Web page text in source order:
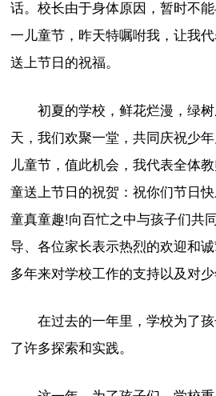
话。校长由于身体原因，暂时不
一儿童节，昨天特嘱咐我，让我
送上节日的祝福。
初夏的学校，鲜花烂漫，绿
天，我们欢聚一堂，共同庆祝少
儿童节，值此机会，我代表全体
童送上节日的祝贺：祝你们节日
童真童趣!向百忙之中与孩子们共
导、各位家长表示热烈的欢迎和
多年来对学校工作的支持以及对少
在过去的一年里，学校为了
了许多探索和实践。